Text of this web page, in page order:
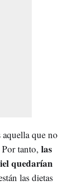
que no
tanto, las
quedarían
las dietas